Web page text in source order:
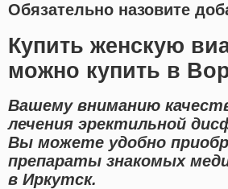
Обязательно назовите
Купить женскую
можно купить в
Вашему вниманию
лечения эректильной
Вы можете удобно
препараты знакомых
в Иркутск.